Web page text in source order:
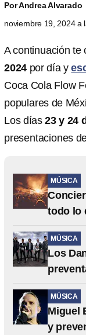
PorAndrea Alvarado
noviembre 19, 2024 a
A continuación te
2024 por día y
Coca Cola Flow
populares de
Los días23 y 24
presentaciones
MÚSICA
todo lo
MÚSICA
Los
MÚSICA
Miguel
y